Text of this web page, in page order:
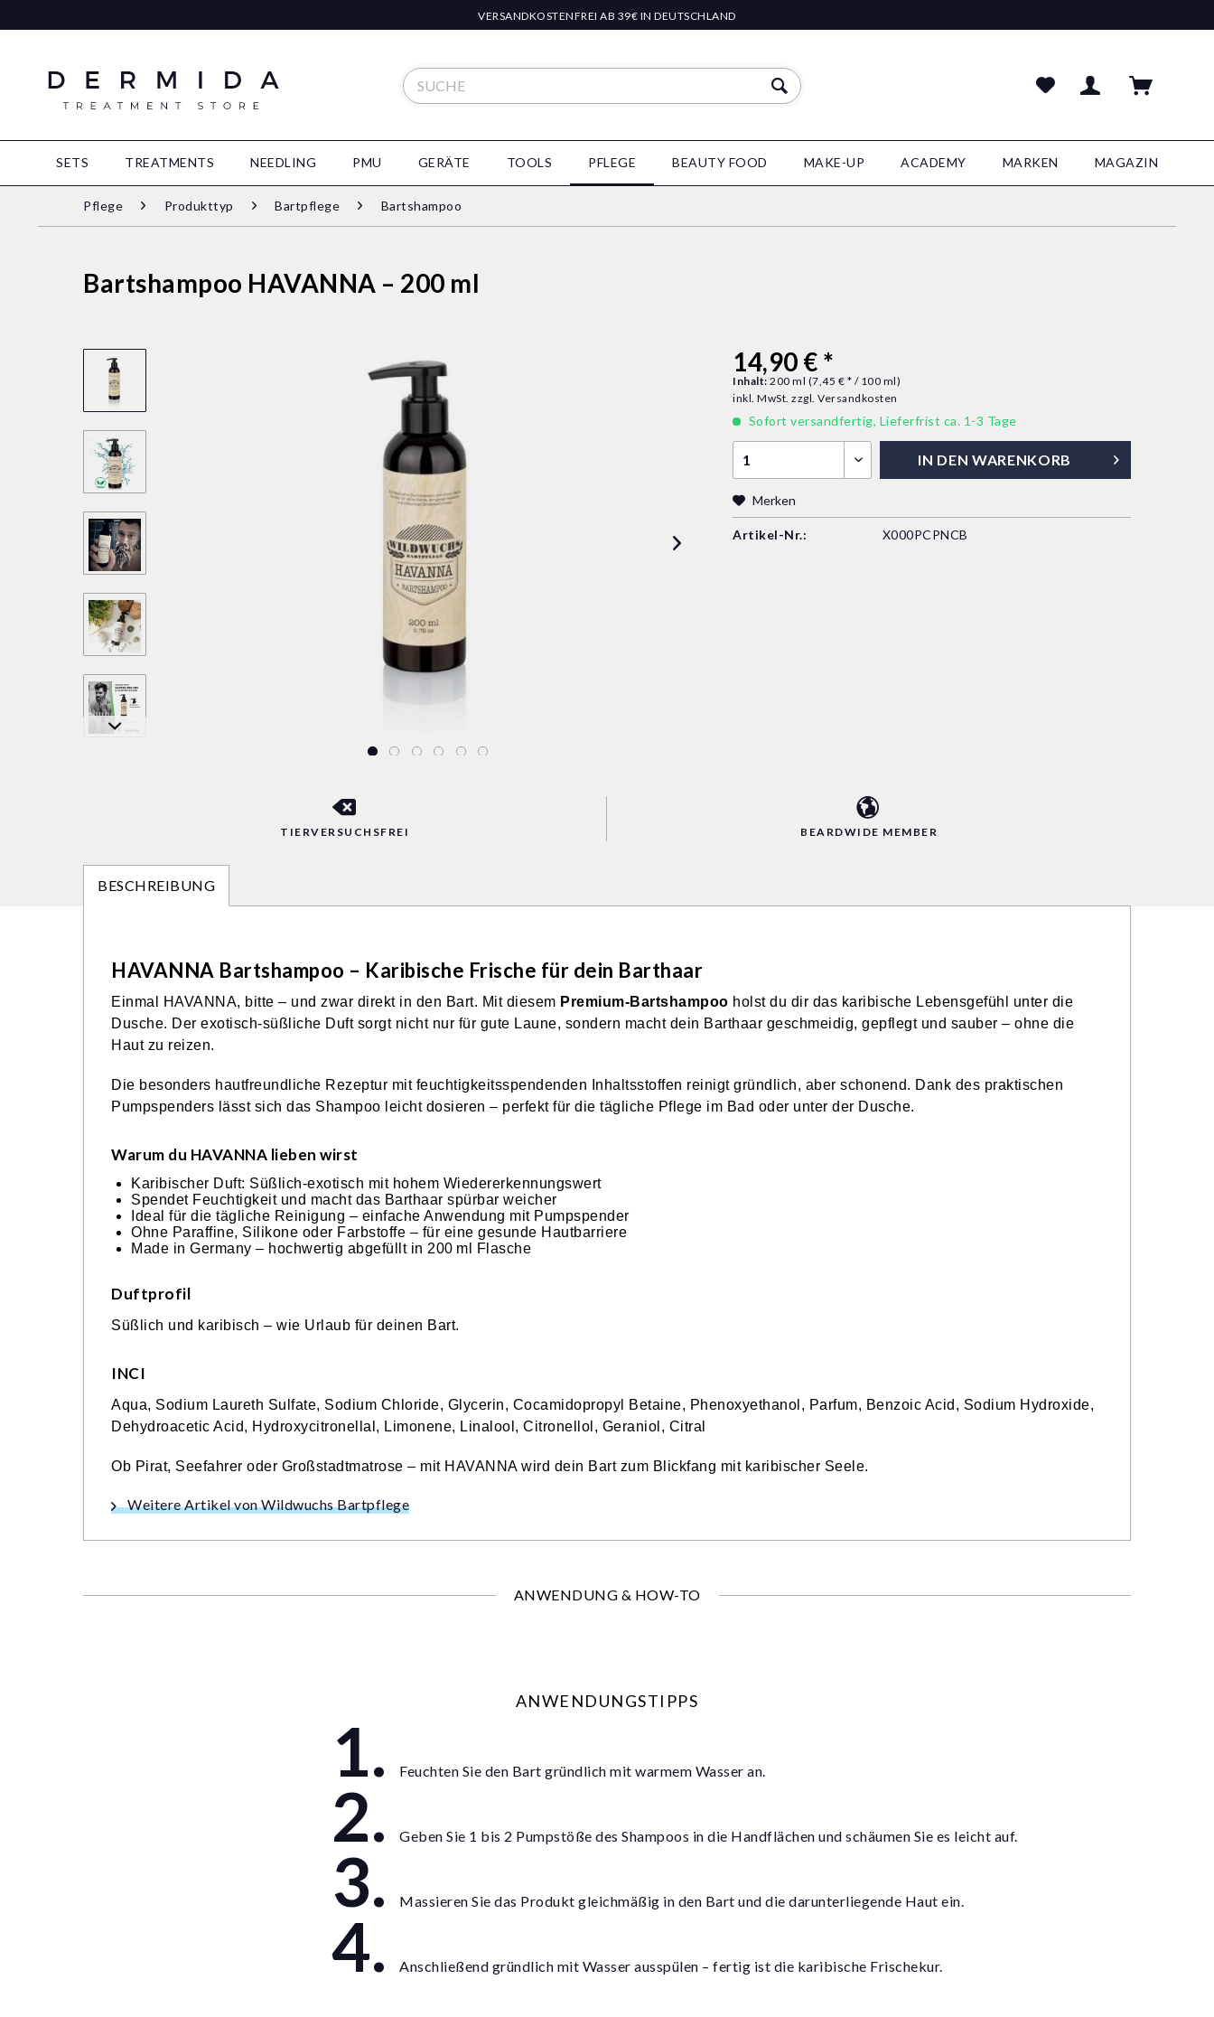
VERSANDKOSTENFREI AB 39€ IN DEUTSCHLAND
SETS TREATMENTS NEEDLING PMU GERÄTE TOOLS PFLEGE BEAUTY FOOD MAKE-UP ACADEMY MARKEN MAGAZIN
Pflege Produkttyp Bartpflege Bartshampoo
Bartshampoo HAVANNA – 200 ml
14,90 € *
Inhalt:200 ml (7,45 € * / 100 ml)
inkl. MwSt.zzgl. Versandkosten
Sofort versandfertig, Lieferfrist ca. 1-3 Tage
IN DEN WARENKORB
Merken
Artikel-Nr.: X000PCPNCB
TIERVERSUCHSFREI BEARDWIDE MEMBER
BESCHREIBUNG
HAVANNA Bartshampoo – Karibische Frische für dein Barthaar
Einmal HAVANNA, bitte – und zwar direkt in den Bart. Mit diesem Premium-Bartshampoo holst du dir das karibische Lebensgefühl unter die
Dusche. Der exotisch-süßliche Duft sorgt nicht nur für gute Laune, sondern macht dein Barthaar geschmeidig, gepflegt und sauber – ohne die
Haut zu reizen.
Die besonders hautfreundliche Rezeptur mit feuchtigkeitsspendenden Inhaltsstoffen reinigt gründlich, aber schonend. Dank des praktischen
Pumpspenders lässt sich das Shampoo leicht dosieren – perfekt für die tägliche Pflege im Bad oder unter der Dusche.
Warum du HAVANNA lieben wirst
Karibischer Duft: Süßlich-exotisch mit hohem Wiedererkennungswert
Spendet Feuchtigkeit und macht das Barthaar spürbar weicher
Ideal für die tägliche Reinigung – einfache Anwendung mit Pumpspender
Ohne Paraffine, Silikone oder Farbstoffe – für eine gesunde Hautbarriere
Made in Germany – hochwertig abgefüllt in 200 ml Flasche
Duftprofil
Süßlich und karibisch – wie Urlaub für deinen Bart.
INCI
Aqua, Sodium Laureth Sulfate, Sodium Chloride, Glycerin, Cocamidopropyl Betaine, Phenoxyethanol, Parfum, Benzoic Acid, Sodium Hydroxide,
Dehydroacetic Acid, Hydroxycitronellal, Limonene, Linalool, Citronellol, Geraniol, Citral
Ob Pirat, Seefahrer oder Großstadtmatrose – mit HAVANNA wird dein Bart zum Blickfang mit karibischer Seele.
Weitere Artikel von Wildwuchs Bartpflege
ANWENDUNG & HOW-TO
ANWENDUNGSTIPPS
Feuchten Sie den Bart gründlich mit warmem Wasser an.
Geben Sie 1 bis 2 Pumpstöße des Shampoos in die Handflächen und schäumen Sie es leicht auf.
Massieren Sie das Produkt gleichmäßig in den Bart und die darunterliegende Haut ein.
Anschließend gründlich mit Wasser ausspülen – fertig ist die karibische Frischekur.